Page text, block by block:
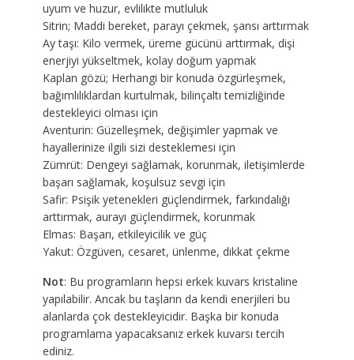
uyum ve huzur, evlilikte mutluluk
Sitrin; Maddi bereket, parayı çekmek, şansı arttırmak
Ay taşı: Kilo vermek, üreme gücünü arttırmak, dişi
enerjiyi yükseltmek, kolay doğum yapmak
Kaplan gözü; Herhangi bir konuda özgürleşmek,
bağımlılıklardan kurtulmak, bilinçaltı temizliğinde
destekleyici olması için
Aventurin: Güzelleşmek, değişimler yapmak ve
hayallerinize ilgili sizi desteklemesi için
Zümrüt: Dengeyi sağlamak, korunmak, iletişimlerde
başarı sağlamak, koşulsuz sevgi için
Safir: Psişik yetenekleri güçlendirmek, farkındalığı
arttırmak, aurayı güçlendirmek, korunmak
Elmas: Başarı, etkileyicilik ve güç
Yakut: Özgüven, cesaret, ünlenme, dikkat çekme
Not: Bu programların hepsi erkek kuvars kristaline
yapılabilir. Ancak bu taşların da kendi enerjileri bu
alanlarda çok destekleyicidir. Başka bir konuda
programlama yapacaksanız erkek kuvarsı tercih
ediniz.